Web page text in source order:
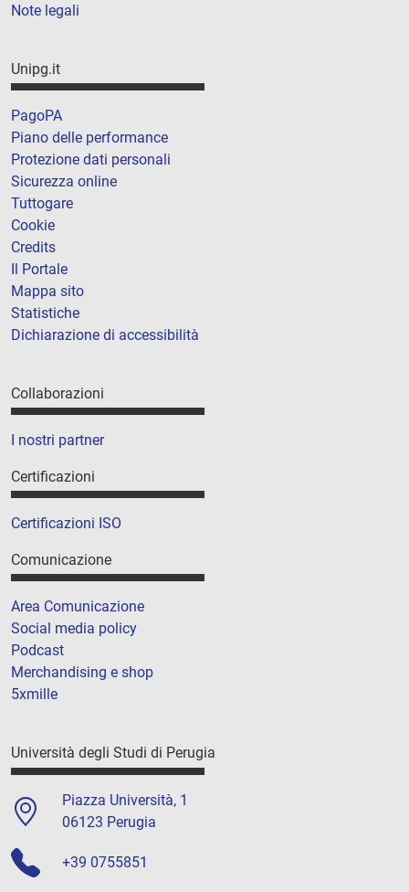
Note legali
Unipg.it
PagoPA
Piano delle performance
Protezione dati personali
Sicurezza online
Tuttogare
Cookie
Credits
Il Portale
Mappa sito
Statistiche
Dichiarazione di accessibilità
Collaborazioni
I nostri partner
Certificazioni
Certificazioni ISO
Comunicazione
Area Comunicazione
Social media policy
Podcast
Merchandising e shop
5xmille
Università degli Studi di Perugia
Piazza Università, 1
06123 Perugia
+39 0755851